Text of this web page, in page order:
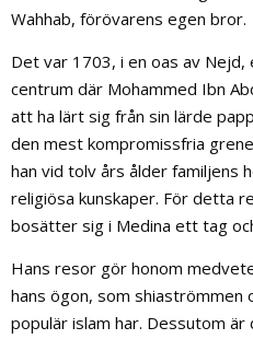
Wahhab, förövarens egen bror.
Det var 1703, i en oas av Nejd,
centrum där Mohammed Ibn
att ha lärt sig från sin lärde
den mest kompromissfria
han vid tolv års ålder familjens
religiösa kunskaper. För detta
bosätter sig i Medina ett tag
Hans resor gör honom
hans ögon, som shiaströmmen
populär islam har. Dessutom är